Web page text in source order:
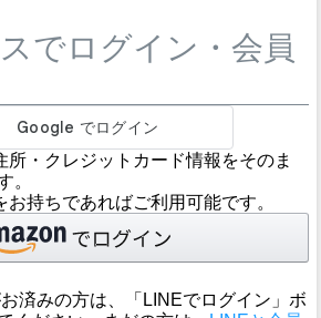
でログイン・会員
所・クレジットカード情報をそのま
。
持ちであればご利用可能です。
済みの方は、「LINEでログイン」ボ